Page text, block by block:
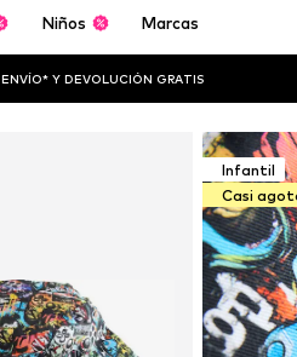
Niños Marcas
ENVÍO* Y DEVOLUCIÓN GRATIS
Infantil
Casi